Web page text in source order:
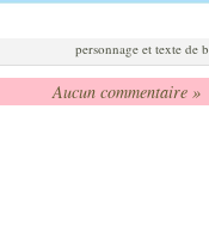
personnage et texte de
Aucun commentaire »